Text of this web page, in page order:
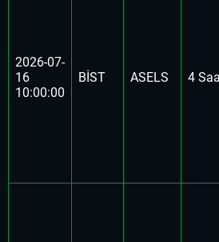
2026-07-
16
10:00:00
BİST ASELS 4